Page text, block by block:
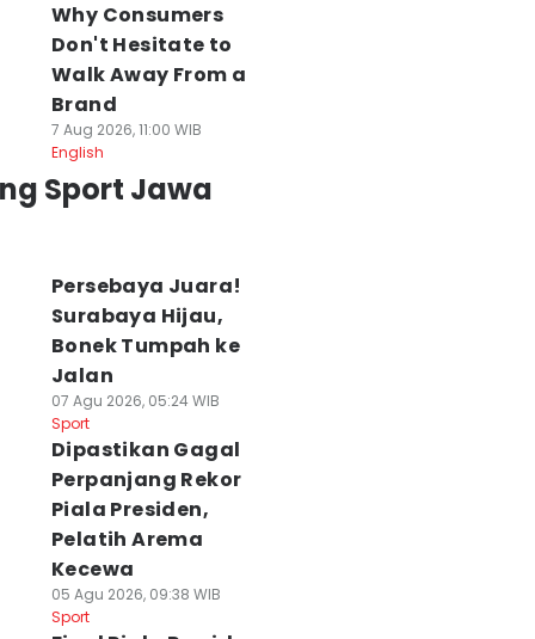
Why Consumers
Don't Hesitate to
Walk Away From a
Brand
7 Aug 2026, 11:00 WIB
English
Sport Jawa
Persebaya Juara!
Surabaya Hijau,
Bonek Tumpah ke
Jalan
07 Agu 2026, 05:24 WIB
Sport
Dipastikan Gagal
Perpanjang Rekor
Piala Presiden,
Pelatih Arema
Kecewa
05 Agu 2026, 09:38 WIB
Sport